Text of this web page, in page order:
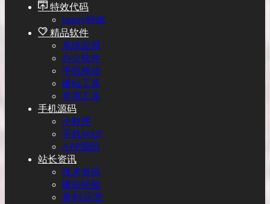
特效代码
jquery特效
精品软件
系统应用
办公软件
手机移动
建站工具
常用工具
手机源码
小程序
手机WAP
APP源码
站长资讯
技术资讯
建站经验
盈利/运营